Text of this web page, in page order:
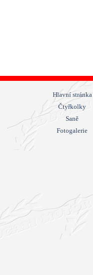
Hlavní stránka
Čtyřkolky
Saně
Fotogalerie